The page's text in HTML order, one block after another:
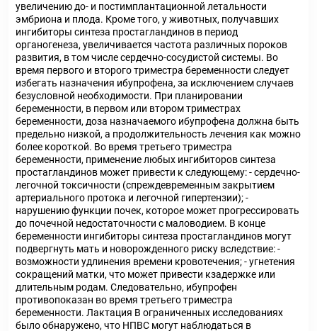
увеличению до- и постимплантационной летальности
эмбриона и плода. Кроме того, у животных, получавших
ингибиторы синтеза простагландинов в период
органогенеза, увеличивается частота различных пороков
развития, в том числе сердечно-сосудистой системы. Во
время первого и второго триместра беременности следует
избегать назначения ибупрофена, за исключением случаев
безусловной необходимости. При планировании
беременности, в первом или втором триместрах
беременности, доза назначаемого ибупрофена должна быть
предельно низкой, а продолжительность лечения как можно
более короткой. Во время третьего триместра
беременности, применение любых ингибиторов синтеза
простагландинов может привести к следующему: - сердечно-
легочной токсичности (спреждевременным закрытием
артериального протока и легочной гипертензии); -
нарушению функции почек, которое может прогрессировать
до почечной недостаточности с маловодием. В конце
беременности ингибиторы синтеза простагландинов могут
подвергнуть мать и новорожденного риску вследствие: -
возможности удлинения времени кровотечения; - угнетения
сокращений матки, что может привести кзадержке или
длительным родам. Следовательно, ибупрофен
противопоказан во время третьего триместра
беременности. Лактация В ограниченных исследованиях
было обнаружено, что НПВС могут наблюдаться в